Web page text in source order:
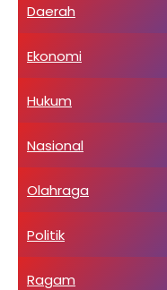
Daerah
Ekonomi
Hukum
Nasional
Olahraga
Politik
Ragam